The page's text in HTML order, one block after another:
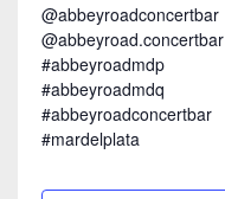
@abbeyroadconcertbar
@abbeyroad.concertbar
#abbeyroadmdp
#abbeyroadmdq
#abbeyroadconcertbar
#mardelplata